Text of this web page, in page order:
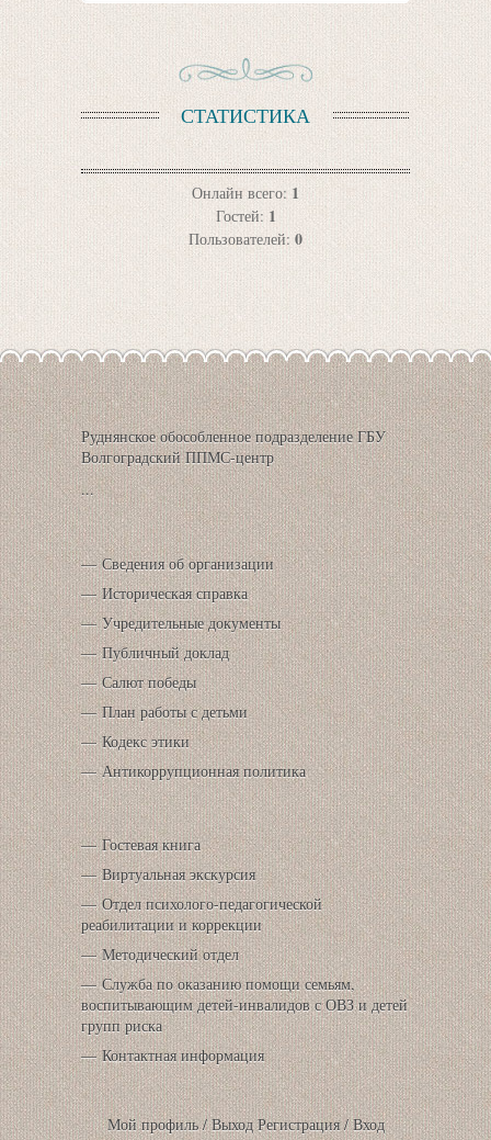
СТАТИСТИКА
Онлайн всего: 1
Гостей: 1
Пользователей: 0
Руднянское обособленное подразделение ГБУ
Волгоградский ППМС-центр
...
Сведения об организации
Историческая справка
Учредительные документы
Публичный доклад
Салют победы
План работы с детьми
Кодекс этики
Антикоррупционная политика
Гостевая книга
Виртуальная экскурсия
Отдел психолого-педагогической
реабилитации и коррекции
Методический отдел
Служба по оказанию помощи семьям,
воспитывающим детей-инвалидов с ОВЗ и детей
групп риска
Контактная информация
Мой профиль/Выход Регистрация/Вход